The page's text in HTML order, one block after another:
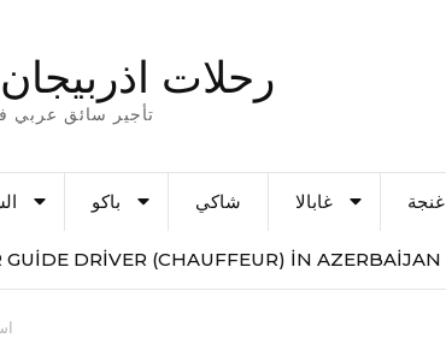
رحلات
تأجير سائق عربي
باكو شاكي غابالا غنجة
GUIDE DRIVER (CHAUFFEUR) IN AZERBAIJAN